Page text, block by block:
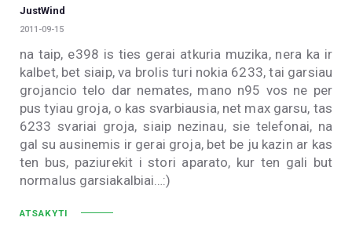
JustWind
2011-09-15
na taip, e398 is ties gerai atkuria muzika, nera ka ir
kalbet, bet siaip, va brolis turi nokia 6233, tai garsiau
grojancio telo dar nemates, mano n95 vos ne per
pus tyiau groja, o kas svarbiausia, net max garsu, tas
6233 svariai groja, siaip nezinau, sie telefonai, na
gal su ausinemis ir gerai groja, bet be ju kazin ar kas
ten bus, paziurekit i stori aparato, kur ten gali but
normalus garsiakalbiai…:)
ATSAKYTI